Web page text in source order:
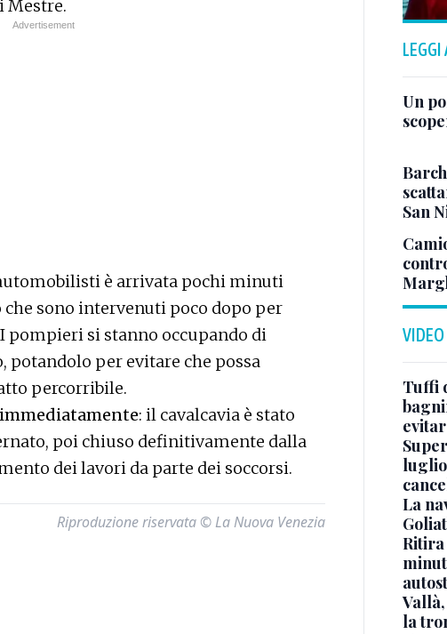
Mestre.
è arrivata pochi minuti
che sono intervenuti poco dopo per
pompieri si stanno occupando di
per evitare che possa
percorribile.
: il cavalcavia è stato
poi chiuso definitivamente dalla
dei lavori da parte dei soccorsi.
Riproduzione riservata © La Nuova Venezia
LEGGI
Un
San
VIDEO
Tuffi
La
la